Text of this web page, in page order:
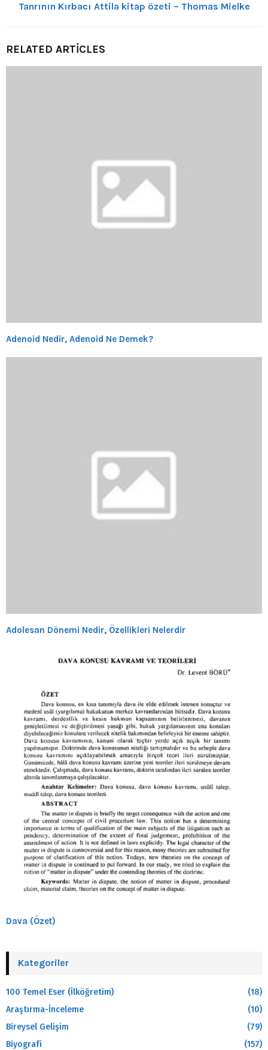
Tanrının Kırbacı Attila kitap özeti – Thomas Mielke
RELATED ARTICLES
Adenoid Nedir, Adenoid Ne Demek?
Adolesan Dönemi Nedir, Özellikleri Nelerdir
Dava (Özet)
Kategoriler
100 Temel Eser (İlköğretim)
(18)
Araştırma-İnceleme
(10)
Bireysel Gelişim
(79)
Biyografi
(157)